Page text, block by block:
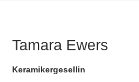
Tamara Ewers
Keramikergesellin